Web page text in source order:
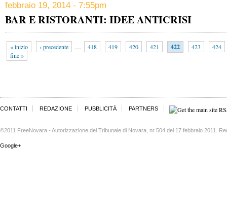
febbraio 19, 2014 - 7:55pm
BAR E RISTORANTI: IDEE ANTICRISI
« inizio ‹ precedente … 418 419 420 421 422 423
424
fine »
CONTATTI REDAZIONE PUBBLICITÀ PARTNERS
©2011 FreeNovara - Autorizzazione del Tribunale di Novara, nr 504 del 17 febbraio 2011.
Google+